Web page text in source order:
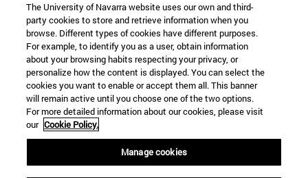
The University of Navarra website uses our own and third-
party cookies to store and retrieve information when you
browse. Different types of cookies have different purposes.
For example, to identify you as a user, obtain information
about your browsing habits respecting your privacy, or
personalize how the content is displayed. You can select the
cookies you want to enable or accept them all. This banner
will remain active until you choose one of the two options.
For more detailed information about our cookies, please visit
our Cookie Policy.
Manage cookies